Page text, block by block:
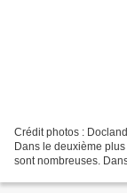
Crédit photos :
Dans le deuxième
sont nombreuses.